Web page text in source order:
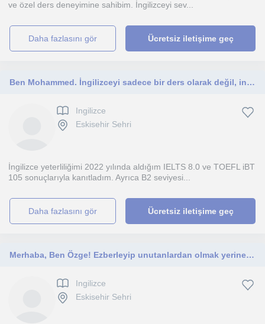
ve özel ders deneyimine sahibim. İngilizceyi sev...
daha fazlasını gör Ücretsiz iletişime geç
Ben Mohammed. İngilizceyi sadece bir ders olarak değil, insanların kendilerini özgüvenle ifade edebilecekleri bir iletişim aracı o
Ingilizce
Eskisehir Sehri
İngilizce yeterliliğimi 2022 yılında aldığım IELTS 8.0 ve TOEFL iBT
105 sonuçlarıyla kanıtladım. Ayrıca B2 seviyesi...
daha fazlasını gör Ücretsiz iletişime geç
Merhaba, Ben Özge! Ezberleyip unutanlardan olmak yerine, dili yaşayarak öğrenmeye hazır mısın?
Ingilizce
Eskisehir Sehri